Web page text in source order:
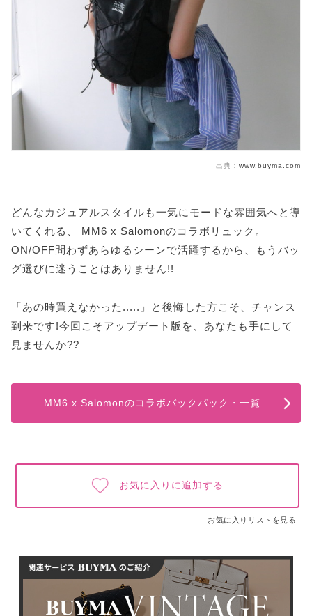
出典： www.buyma.com
どんなカジュアルスタイルも一気にモードな雰囲気へと導
いてくれる、 MM6 x Salomonのコラボリュック。
ON/OFF問わずあらゆるシーンで活躍するから、もうバッ
グ選びに迷うことはありません!!
「あの時買えなかった.....」と後悔した方こそ、チャンス
到来です!今回こそアップデート版を、あなたも手にして
見ませんか??
MM6 x Salomonのコラボバックパック・一覧
お気に入りに追加する
お気に入りリストを見る